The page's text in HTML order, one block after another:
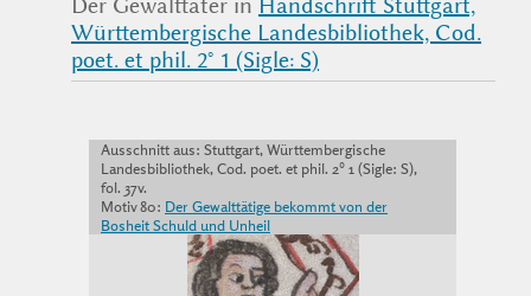
Württembergische Landesbibliothek, Cod.
poet. et phil. 2° 1 (Sigle: S)
Ausschnitt aus: Stuttgart, Württembergische
Landesbibliothek, Cod. poet. et phil. 2° 1 (Sigle: S),
fol. 37v.
Motiv 80: Der Gewalttätige bekommt von der
Bosheit Schuld und Unheil